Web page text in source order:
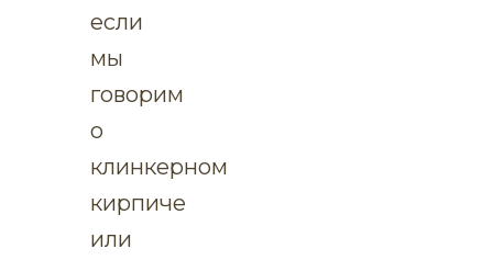
если
мы
говорим
о
клинкерном
кирпиче
или